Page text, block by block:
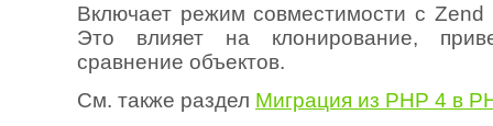
Включает режим совместимости с
Это влияет на клонирование,
сравнение объектов.
См. также раздел Миграция из PHP 4 в